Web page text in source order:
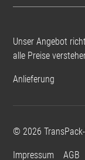
Unser Angebot
alle Preise
Anlieferung
© 2026
Impressum AGB